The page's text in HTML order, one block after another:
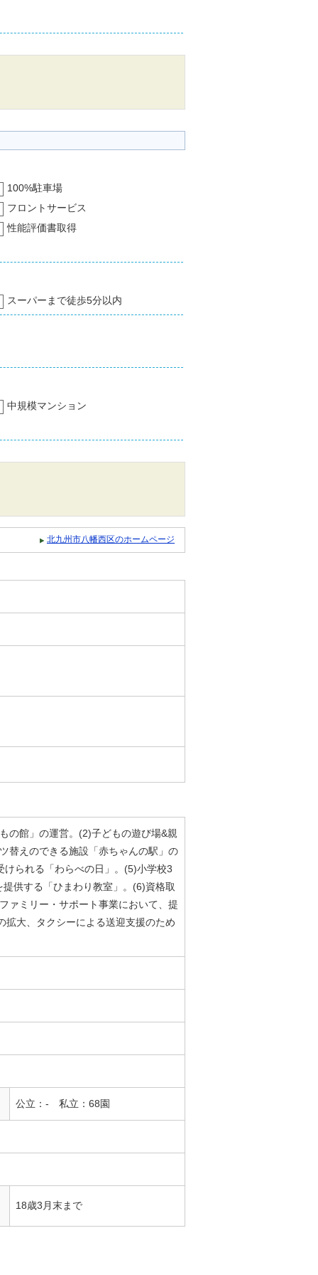
100%駐車場
フロントサービス
性能評価書取得
スーパーまで徒歩5分以内
中規模マンション
北九州市八幡西区のホームページ
の館」の運営。(2)子どもの遊び場&親
替えのできる施設「赤ちゃんの駅」の
られる「わらべの日」。(5)小学校3
供する「ひまわり教室」。(6)資格取
ァミリー・サポート事業において、提
拡大、タクシーによる送迎支援のため
公立：- 私立：68園
18歳3月末まで